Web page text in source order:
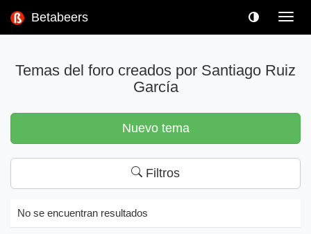
Betabeers
Temas del foro creados por Santiago Ruiz
García
Nuevo tema
Filtros
No se encuentran resultados